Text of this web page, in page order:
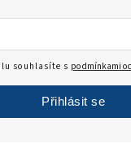
souhlasíte s podmínkami
Přihlásit se